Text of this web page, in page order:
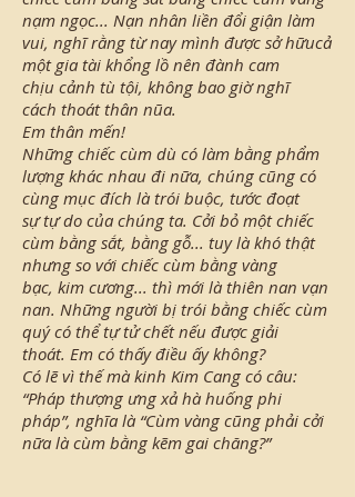
nạm ngọc... Nạn nhân liền đổi giận làm
vui, nghĩ rằng từ nay mình được sở hữucả
một gia tài khổng lồ nên đành cam
chịu cảnh tù tội, không bao giờ nghĩ
cách thoát thân nũa.
Em thân mến!
Những chiếc cùm dù có làm bằng phẩm
lượng khác nhau đi nữa, chúng cũng có
cùng mục đích là trói buộc, tước đoạt
sự tự do của chúng ta. Cởi bỏ một chiếc
cùm bằng sắt, bằng gỗ... tuy là khó thật
nhưng so với chiếc cùm bằng vàng
bạc, kim cương... thì mới là thiên nan vạn
nan. Những người bị trói bằng chiếc cùm
quý có thể tự tử chết nếu được giải
thoát. Em có thấy điều ấy không?
Có lẽ vì thế mà kinh Kim Cang có câu:
“Pháp thượng ưng xả hà huống phi
pháp”, nghĩa là “Cùm vàng cũng phải cởi
nữa là cùm bằng kẽm gai chăng?”